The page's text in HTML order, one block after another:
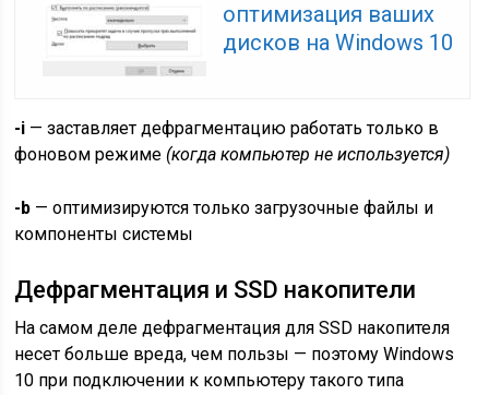
оптимизация ваших
дисков на Windows 10
-i — заставляет дефрагментацию работать только в
фоновом режиме (когда компьютер не используется)
-b — оптимизируются только загрузочные файлы и
компоненты системы
Дефрагментация и SSD накопители
На самом деле дефрагментация для SSD накопителя
несет больше вреда, чем пользы — поэтому Windows
10 при подключении к компьютеру такого типа